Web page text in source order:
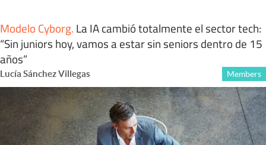
Modelo Cyborg. La IA cambió totalmente el sector tech:
“Sin juniors hoy, vamos a estar sin seniors dentro de 15
años”
Lucía Sánchez Villegas Members